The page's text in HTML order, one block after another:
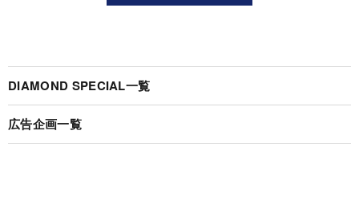
DIAMOND SPECIAL一覧
広告企画一覧